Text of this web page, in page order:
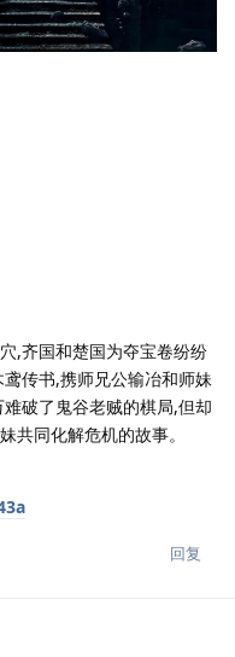
齐国和楚国为夺宝卷纷纷
传书,携师兄公输冶和师妹
破了鬼谷老贼的棋局,但却
共同化解危机的故事。
回复